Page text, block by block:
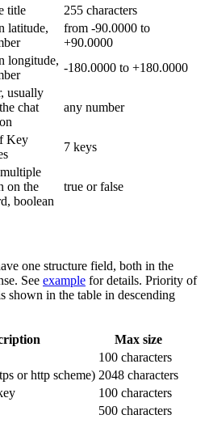
title
255 characters
latitude,
from -90.0000 to
+90.0000
longitude,
-180.0000 to +180.0000
usually
chat
any number
Key
7 keys
on the
boolean
true or false
one structure field, both in the
See example for details. Priority of
shown in the table in descending
Max size
100 characters
or http scheme) 2048 characters
100 characters
500 characters